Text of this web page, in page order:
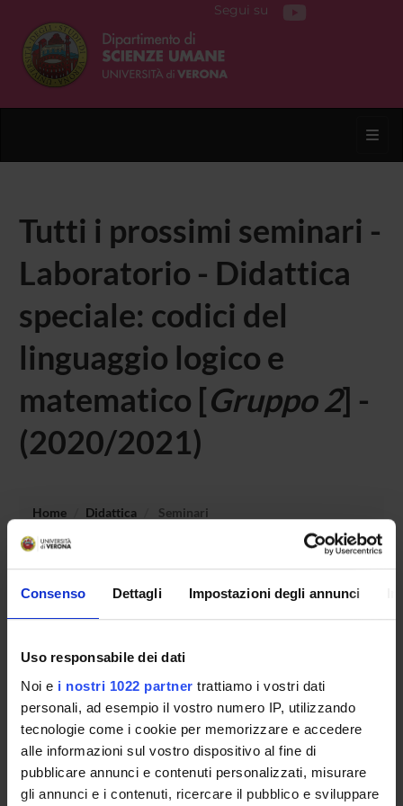
Consenso Dettagli Impostazioni degli annunci
Uso responsabile dei dati
Noi e i nostri 1022 partner trattiamo i vostri dati
personali, ad esempio il vostro numero IP, utilizzando
tecnologie come i cookie per memorizzare e accedere
alle informazioni sul vostro dispositivo al fine di
pubblicare annunci e contenuti personalizzati, misurare
gli annunci e i contenuti, ricercare il pubblico e sviluppare
Segui su
Tutti i prossimi seminari -
Laboratorio - Didattica
speciale: codici del
linguaggio logico e
matematico [Gruppo 2] -
(2020/2021)
Home Didattica Seminari
Non è stato trovato alcun seminario relativo
all'insegnamento Laboratorio - Didattica speciale: codici
del linguaggio logico e matematico.
OFFERTA FORMATIVA
CORSI DI STUDIO
DOTTORATI, MASTER E FORMAZIONE SUPERIORE